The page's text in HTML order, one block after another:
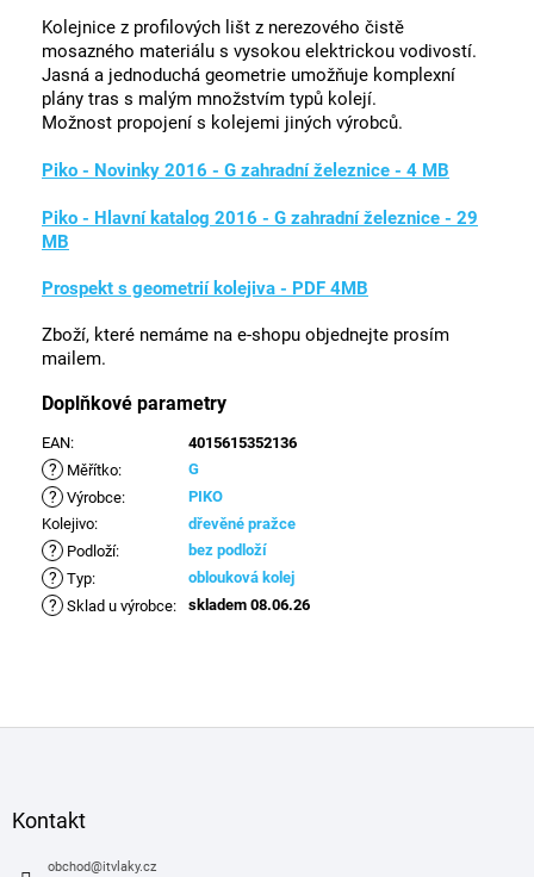
Kolejnice z profilových lišt z nerezového čistě
mosazného materiálu s vysokou elektrickou vodivostí.
Jasná a jednoduchá geometrie umožňuje komplexní
plány tras s malým množstvím typů kolejí.
Možnost propojení s kolejemi jiných výrobců.
Piko - Novinky 2016 - G zahradní železnice - 4 MB
Piko - Hlavní katalog 2016 - G zahradní železnice - 29
MB
Prospekt s geometrií kolejiva - PDF 4MB
Zboží, které nemáme na e-shopu objednejte prosím
mailem.
Doplňkové parametry
EAN: 4015615352136
? Měřítko: G
? Výrobce:
PIKO
Kolejivo: dřevěné pražce
? Podloží: bez podloží
? Typ: oblouková kolej
? Sklad u výrobce: skladem 08.06.26
Kontakt
obchod@itvlaky.cz